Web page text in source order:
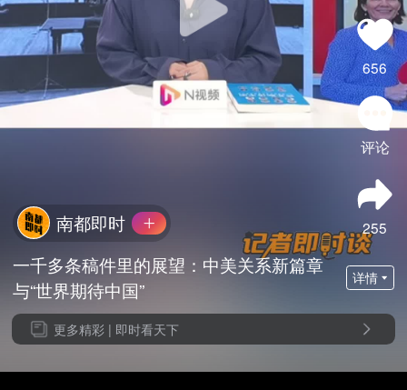
656
评论
255
南都即时
一千多条稿件里的展望：中美关系新篇章
与“世界期待中国”
详情
更多精彩 | 即时看天下